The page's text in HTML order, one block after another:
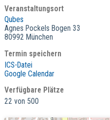
Veranstaltungsort
Qubes
Agnes Pockels Bogen 33
80992 München
Termin speichern
ICS-Datei
Google Calendar
Verfügbare Plätze
22 von 500